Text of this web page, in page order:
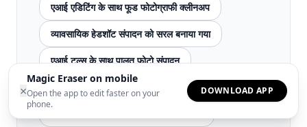
×
Magic Eraser on mobile
Open the app to edit faster on your
phone.
DOWNLOAD APP
एआई एडिटिंग के साथ फूड फोटोग्राफी क्लीनअप
व्यावसायिक हेडशॉट संपादन को सरल बनाया गया
एआई टूल्स के साथ पालतू फोटो संपादन
एआई के साथ वर्चुअल स्टेजिंग रेस्तरां मेनू फोटो संपादन